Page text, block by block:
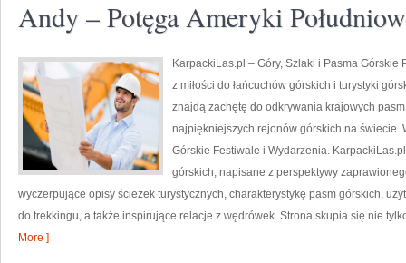
Andy – Potęga Ameryki
KarpackiLas.pl – Góry, Szlaki i Pasma Górskie
z miłości do łańcuchów górskich i turystyki
znajdą zachętę do odkrywania krajowych
najpiękniejszych rejonów górskich na świecie.
Górskie Festiwale i Wydarzenia.
górskich, napisane z perspektywy
wyczerpujące opisy ścieżek turystycznych, charakterystykę pasm górskich,
do trekkingu, a także inspirujące relacje z wędrówek. Strona skupia się nie
More ]